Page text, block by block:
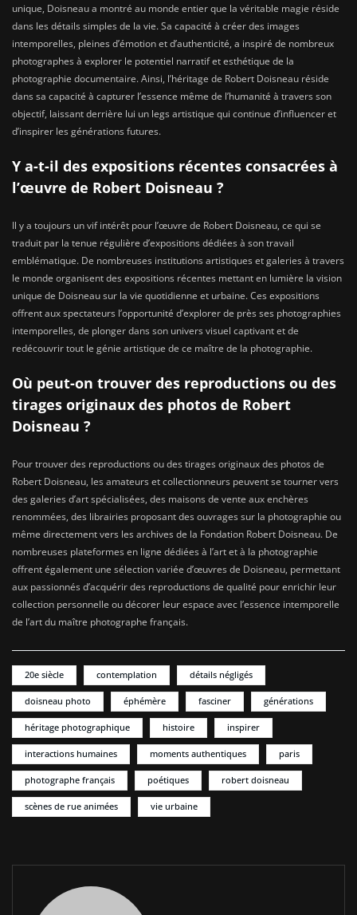
unique, Doisneau a montré au monde entier que la véritable magie réside
dans les détails simples de la vie. Sa capacité à créer des images
intemporelles, pleines d’émotion et d’authenticité, a inspiré de nombreux
photographes à explorer le potentiel narratif et esthétique de la
photographie documentaire. Ainsi, l’héritage de Robert Doisneau réside
dans sa capacité à capturer l’essence même de l’humanité à travers son
objectif, laissant derrière lui un legs artistique qui continue d’influencer et
d’inspirer les générations futures.
Y a-t-il des expositions récentes consacrées à
l’œuvre de Robert Doisneau ?
Il y a toujours un vif intérêt pour l’œuvre de Robert Doisneau, ce qui se
traduit par la tenue régulière d’expositions dédiées à son travail
emblématique. De nombreuses institutions artistiques et galeries à travers
le monde organisent des expositions récentes mettant en lumière la vision
unique de Doisneau sur la vie quotidienne et urbaine. Ces expositions
offrent aux spectateurs l’opportunité d’explorer de près ses photographies
intemporelles, de plonger dans son univers visuel captivant et de
redécouvrir tout le génie artistique de ce maître de la photographie.
Où peut-on trouver des reproductions ou des
tirages originaux des photos de Robert
Doisneau ?
Pour trouver des reproductions ou des tirages originaux des photos de
Robert Doisneau, les amateurs et collectionneurs peuvent se tourner vers
des galeries d’art spécialisées, des maisons de vente aux enchères
renommées, des librairies proposant des ouvrages sur la photographie ou
même directement vers les archives de la Fondation Robert Doisneau. De
nombreuses plateformes en ligne dédiées à l’art et à la photographie
offrent également une sélection variée d’œuvres de Doisneau, permettant
aux passionnés d’acquérir des reproductions de qualité pour enrichir leur
collection personnelle ou décorer leur espace avec l’essence intemporelle
de l’art du maître photographe français.
20e siècle contemplation détails négligés
doisneau photo éphémère fasciner générations
héritage photographique histoire inspirer
interactions humaines moments authentiques paris
photographe français poétiques robert doisneau
scènes de rue animées vie urbaine